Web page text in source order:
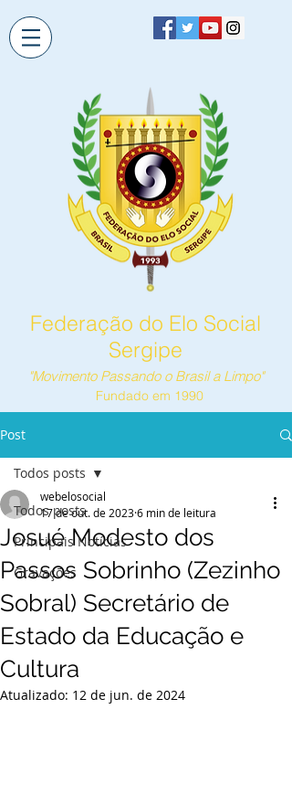
Federação do Elo Social
Sergipe
"Movimento Passando o Brasil a Limpo"
Fundado em 1990
Post
Todos posts
Principais Notícias
Gravações
Todos posts
Josué Modesto dos
Passos Sobrinho (Zezinho
Sobral) Secretário de
Estado da Educação e
Cultura
webelosocial
17 de out. de 20236 min de leitura
Atualizado: 12 de jun. de 2024